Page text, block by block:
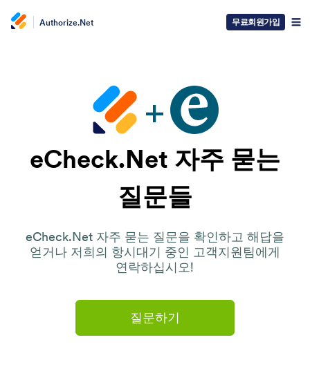
Authorize.Net 무료회원가입
eCheck.Net 자주 묻는
질문들
eCheck.Net 자주 묻는 질문을 확인하고 해답을
얻거나 저희의 항시대기 중인 고객지원팀에게
연락하십시오!
질문하기